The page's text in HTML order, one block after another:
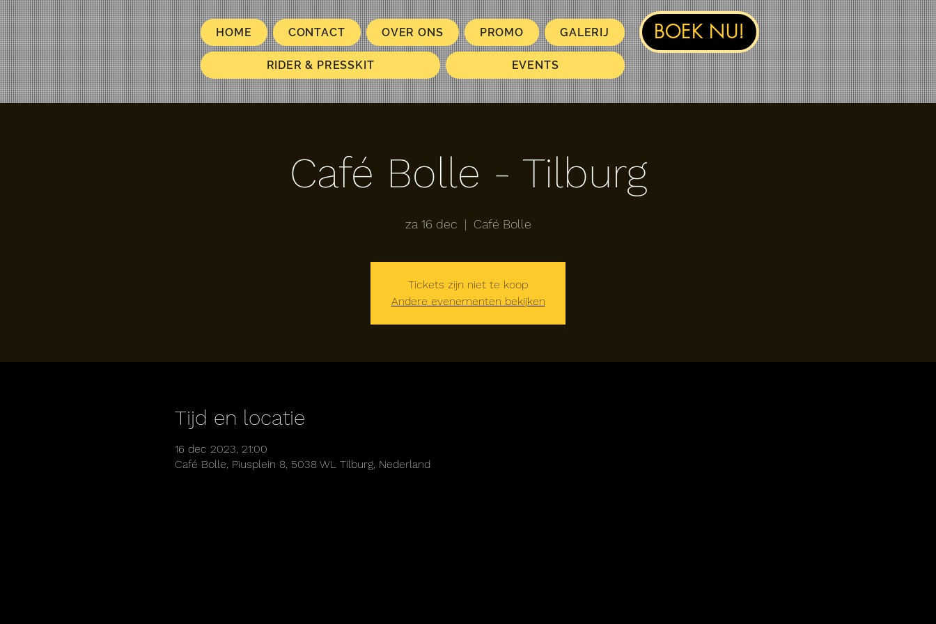
HOME CONTACT OVER ONS PROMO GALERIJ
RIDER & PRESSKIT EVENTS
BOEK NU!
Café Bolle - Tilburg
za 16 dec
  |
Café Bolle
Tickets zijn niet te koop
Andere evenementen bekijken
Tijd en locatie
16 dec 2023, 21:00
Café Bolle, Piusplein 8, 5038 WL Tilburg, Nederland